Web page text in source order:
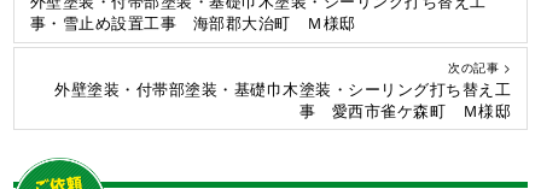
事・雪止め設置工事 海部郡大治町 Ｍ様邸
次の記事 >
外壁塗装・付帯部塗装・基礎巾木塗装・シーリング打ち替え工
事 愛西市雀ケ森町 Ｍ様邸